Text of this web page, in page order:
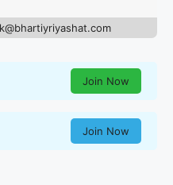
Join Now
Join Now